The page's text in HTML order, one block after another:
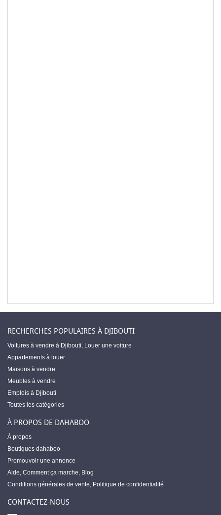
RECHERCHES POPULAIRES À DJIBOUTI
Voitures à vendre à Djibouti, Louer une voiture
Appartements à louer
Maisons à vendre
Meubles à vendre
Emplois à Djibouti
Toutes les catégories
À PROPOS DE DAHABOO
À propos
Boutiques dahaboo
Promouvoir une annonce
Aide, Comment ça marche, Blog
Conditions générales de vente, Politique de confidentialité
CONTACTEZ-NOUS